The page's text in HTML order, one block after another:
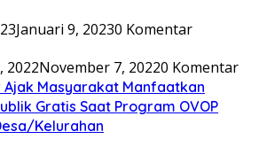
Januari 9, 20230 Komentar
2022November 7, 20220 Komentar
Ajak Masyarakat Manfaatkan
Gratis Saat Program OVOP
Kelurahan